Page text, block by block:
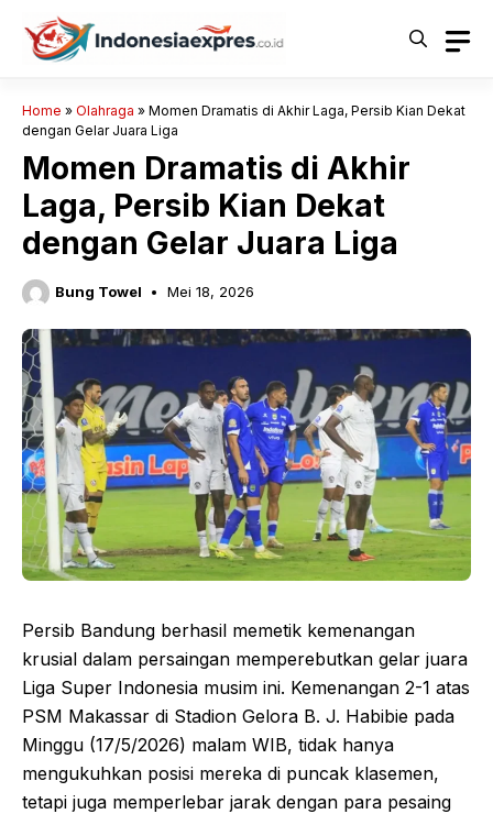
Langsung
Home » Olahraga » Momen Dramatis di Akhir Laga, Persib Kian Dekat
dengan Gelar Juara Liga
Momen Dramatis di Akhir
Laga, Persib Kian Dekat
dengan Gelar Juara Liga
Bung Towel Mei 18, 2026
Persib Bandung berhasil memetik kemenangan
krusial dalam persaingan memperebutkan gelar juara
Liga Super Indonesia musim ini. Kemenangan 2-1 atas
PSM Makassar di Stadion Gelora B. J. Habibie pada
Minggu (17/5/2026) malam WIB, tidak hanya
mengukuhkan posisi mereka di puncak klasemen,
tetapi juga memperlebar jarak dengan para pesaing